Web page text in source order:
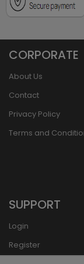
CORPORATE
About Us
Contact
Privacy Policy
Terms and
SUPPORT
Login
Register